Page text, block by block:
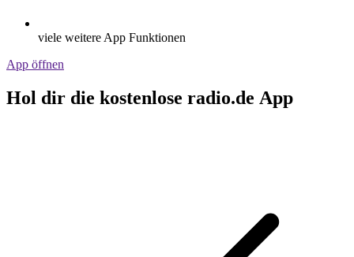
viele weitere App Funktionen
App öffnen
Hol dir die kostenlose radio.de App